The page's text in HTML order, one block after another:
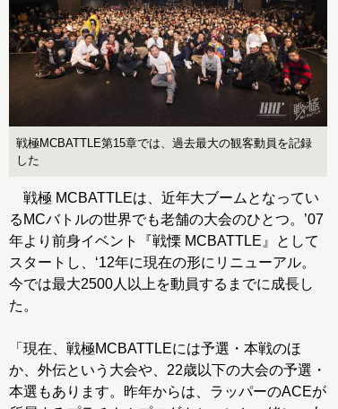
戦極MCBATTLE第15章では、過去最大の観客動員を記録
した
戦極 MCBATTLEは、近年大ブームとなってい
るMCバトルの世界でも老舗の大会のひとつ。’07
年より前身イベント『戦慄 MCBATTLE』として
スタートし、‘12年に現在の形にリニューアル。
今では最大2500人以上を動員するまでに成長し
た。
「現在、戦極MCBATTLEには予選・本戦のほ
か、外伝という大会や、22歳以下の大会の予選・
本選もあります。昨年からは、ラッパーのACEが